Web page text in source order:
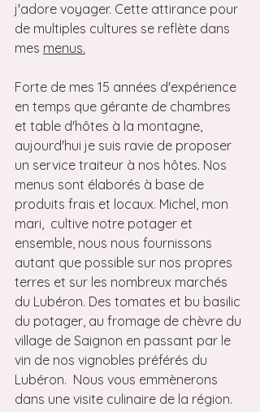
j'adore voyager. Cette attirance pour
de multiples cultures se reflète dans
mes menus.
Forte de mes 15 années d'expérience
en temps que gérante de chambres
et table d'hôtes à la montagne,
aujourd'hui je suis ravie de proposer
un service traiteur à nos hôtes. Nos
menus sont élaborés à base de
produits frais et locaux. Michel, mon
mari,  cultive notre potager et
ensemble, nous nous fournissons
autant que possible sur nos propres
terres et sur les nombreux marchés
du Lubéron. Des tomates et bu basilic
du potager, au fromage de chèvre du
village de Saignon en passant par le
vin de nos vignobles préférés du
Lubéron.  Nous vous emmènerons
dans une visite culinaire de la région.